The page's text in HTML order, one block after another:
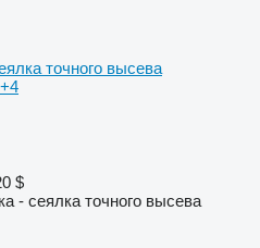
точного высева
$
- сеялка точного высева